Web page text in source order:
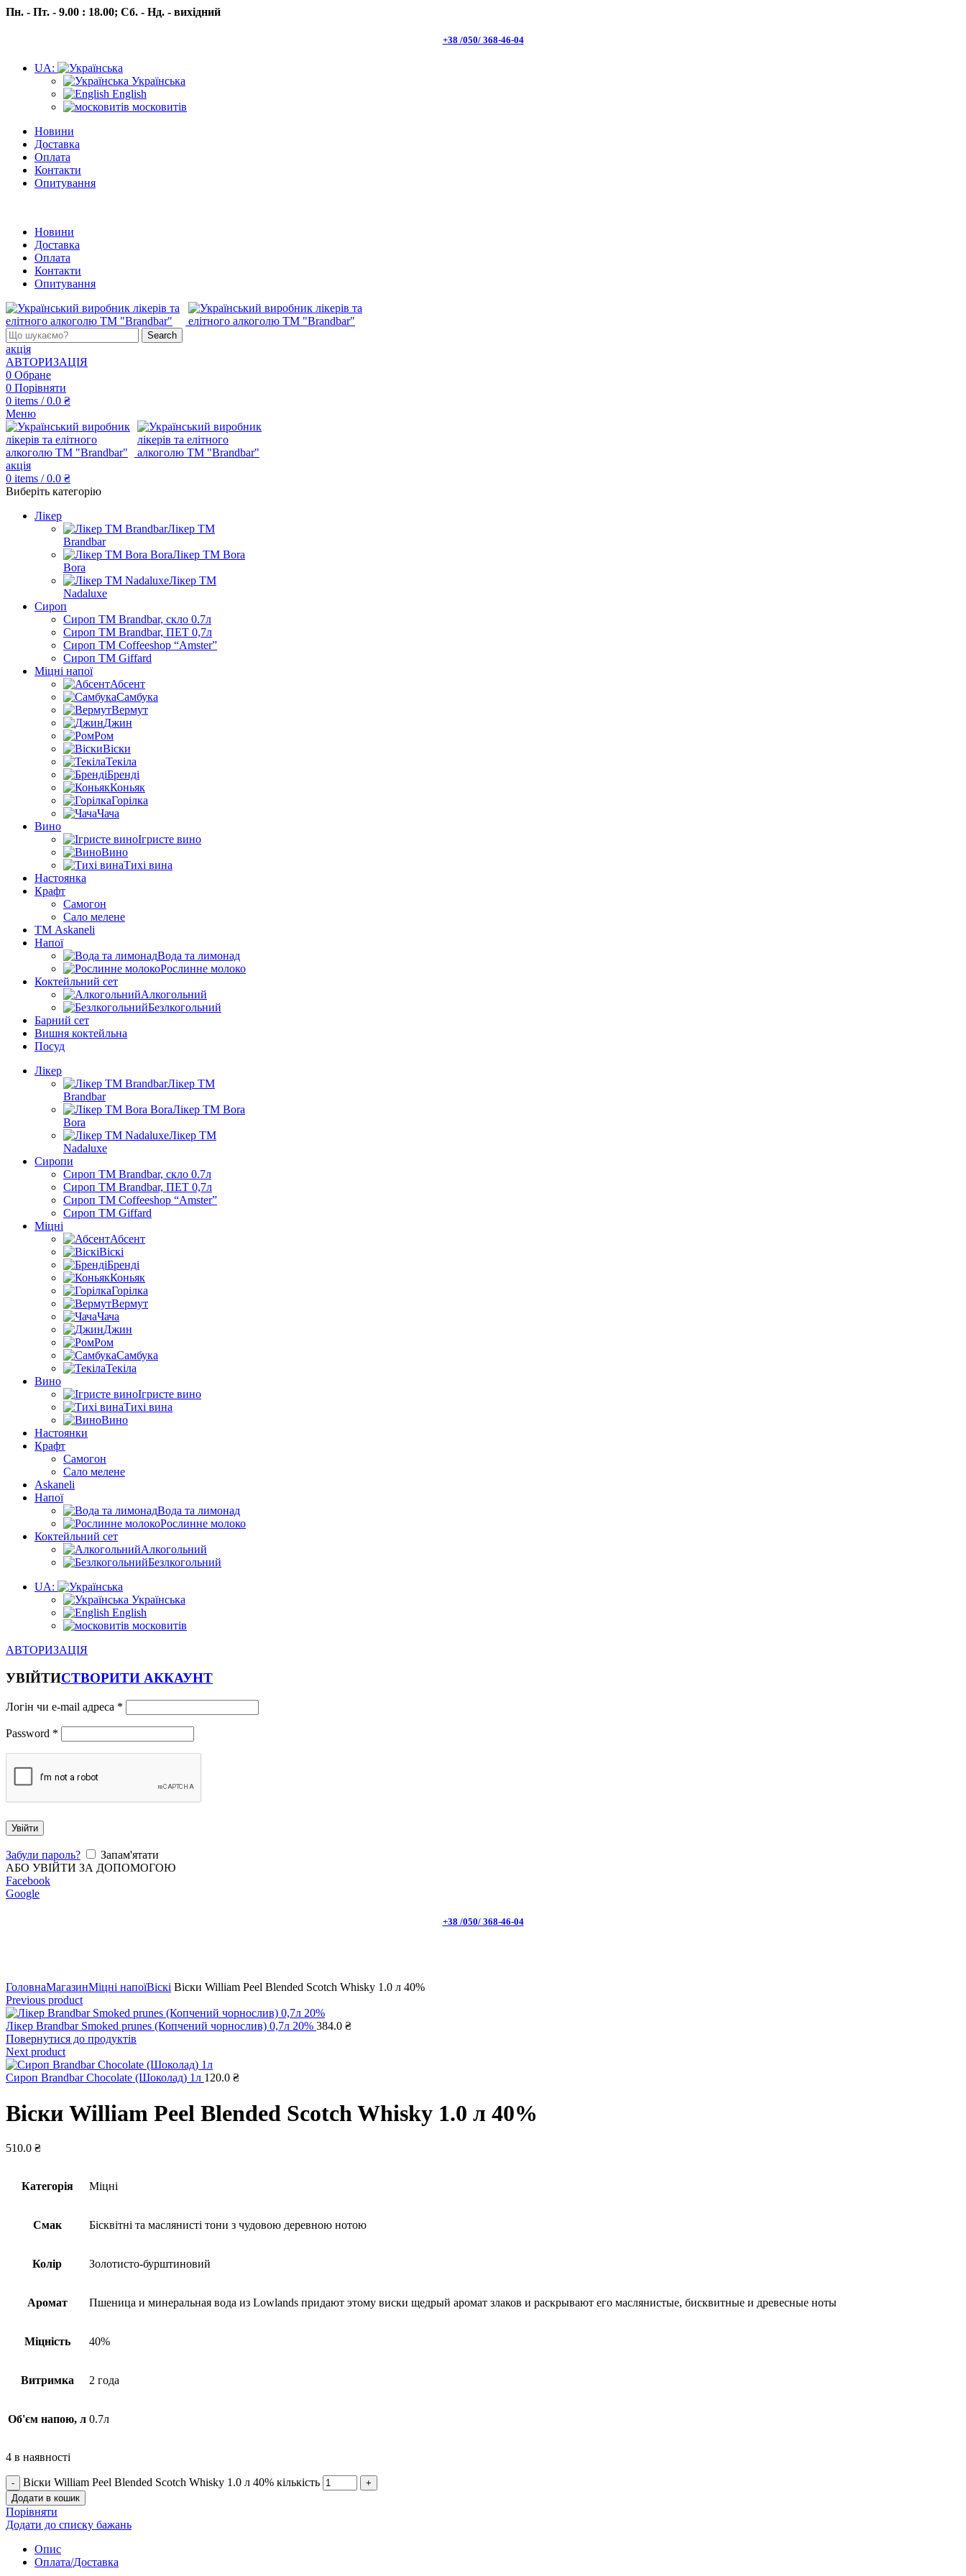
Пн. - Пт. - 9.00 : 18.00; Сб. - Нд. - вихідний
+38 /050/ 368-46-04
UA:
Українська
English
московитів
Новини
Доставка
Оплата
Контакти
Опитування
Новини
Доставка
Оплата
Контакти
Опитування
Search
акція
АВТОРИЗАЦІЯ
0 Обране
0 Порівняти
0 items / 0.0 ₴
Меню
акція
0 items / 0.0 ₴
Виберіть категорію
Лікер
Лікер ТМ
Brandbar
Лікер ТМ Bora
Bora
Лікер ТМ
Nadaluxe
Сироп
Сироп TM Brandbar, скло 0.7л
Сироп TM Brandbar, ПЕТ 0,7л
Сироп TM Coffeeshop “Amster”
Сироп TM Giffard
Міцні напої
Абсент
Самбука
Вермут
Джин
Ром
Віски
Текіла
Бренді
Коньяк
Горілка
Чача
Вино
Ігристе вино
Вино
Тихі вина
Настоянка
Крафт
Самогон
Сало мелене
ТМ Askaneli
Напої
Вода та лимонад
Рослинне молоко
Коктейльний сет
Алкогольний
Безлкогольний
Барний сет
Вишня коктейльна
Посуд
Лікер
Лікер ТМ
Brandbar
Лікер ТМ Bora
Bora
Лікер ТМ
Nadaluxe
Сиропи
Сироп TM Brandbar, скло 0.7л
Сироп TM Brandbar, ПЕТ 0,7л
Сироп TM Coffeeshop “Amster”
Сироп TM Giffard
Міцні
Абсент
Віскі
Бренді
Коньяк
Горілка
Вермут
Чача
Джин
Ром
Самбука
Текіла
Вино
Ігристе вино
Тихі вина
Вино
Настоянки
Крафт
Самогон
Сало мелене
Askaneli
Напої
Вода та лимонад
Рослинне молоко
Коктейльний сет
Алкогольний
Безлкогольний
UA:
Українська
English
московитів
АВТОРИЗАЦІЯ
УВІЙТИСТВОРИТИ АККАУНТ
Логін чи e-mail адреса *
Password *
Увійти
Забули пароль?
Запам'ятати
АБО УВІЙТИ ЗА ДОПОМОГОЮ
Facebook
Google
+38 /050/ 368-46-04
ГоловнаМагазинМіцні напоїВіскі Віски William Peel Blended Scotch Whisky 1.0 л 40%
Previous product
Лікер Brandbar Smoked prunes (Копчений чорнослив) 0,7л 20% 384.0 ₴
Повернутися до продуктів
Next product
Сироп Brandbar Chocolate (Шоколад) 1л 120.0 ₴
Віски William Peel Blended Scotch Whisky 1.0 л 40%
510.0 ₴
Категорія Міцні
Смак Бісквітні та маслянисті тони з чудовою деревною нотою
Колір Золотисто-бурштиновий
Аромат Пшеница и минеральная вода из Lowlands придают этому виски щедрый аромат злаков и раскрывают его маслянистые, бисквитные и древесные ноты
Міцність 40%
Витримка 2 года
Об'єм напою, л 0.7л
4 в наявності
Віски William Peel Blended Scotch Whisky 1.0 л 40% кількість
Додати в кошик
Порівняти
Додати до списку бажань
Опис
Оплата/Доставка